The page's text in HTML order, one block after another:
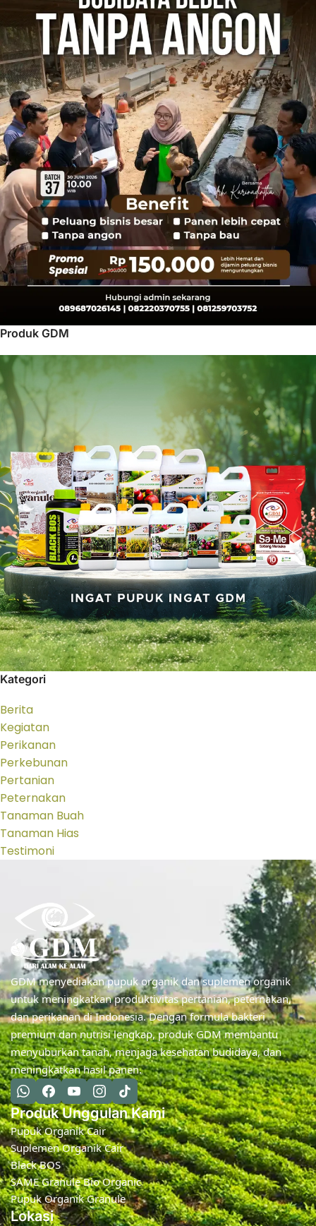
Produk GDM
Kategori
Berita
Kegiatan
Perikanan
Perkebunan
Pertanian
Peternakan
Tanaman Buah
Tanaman Hias
Testimoni
GDM menyediakan pupuk organik dan suplemen organik
untuk meningkatkan produktivitas pertanian, peternakan,
dan perikanan di Indonesia. Dengan formula bakteri
premium dan nutrisi lengkap, produk GDM membantu
menyuburkan tanah, menjaga kesehatan budidaya, dan
meningkatkan hasil panen.
Produk Unggulan Kami
Pupuk Organik Cair
Suplemen Organik Cair
Black BOS
SAME Granule Bio Organic
Pupuk Organik Granule
Lokasi